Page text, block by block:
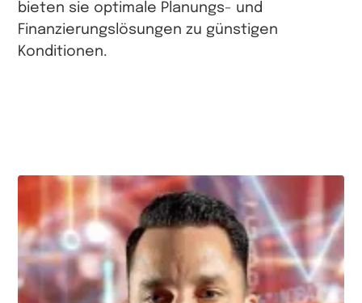
bieten sie optimale Planungs- und
Finanzierungslösungen zu günstigen
Konditionen.